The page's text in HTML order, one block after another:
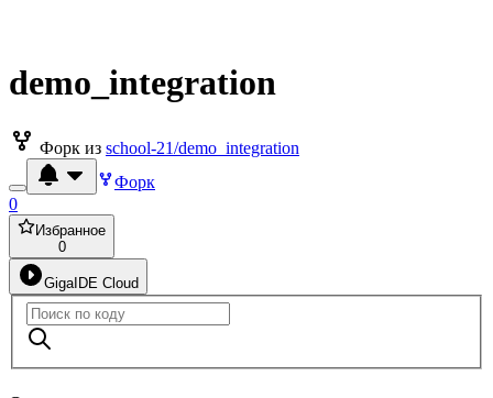
demo_integration
Форк из school-21/demo_integration
Форк
0
Избранное
0
GigaIDE Cloud